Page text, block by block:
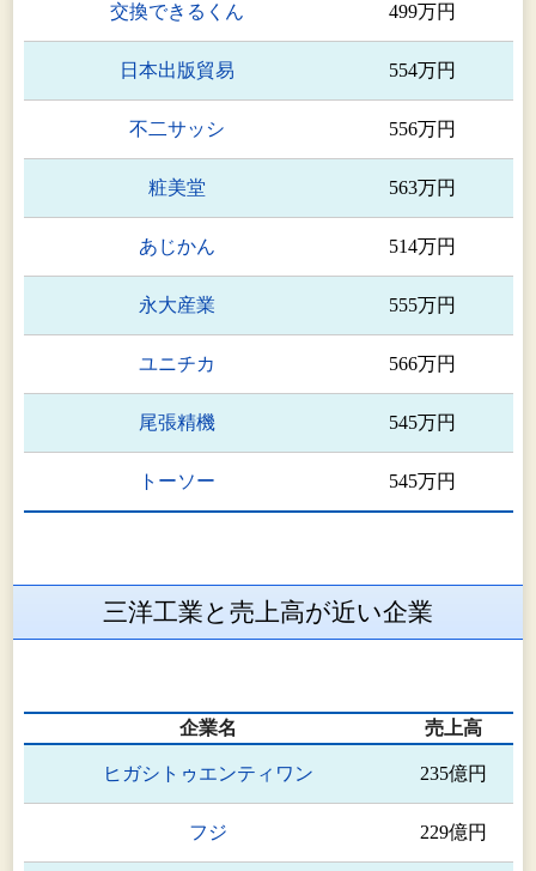
交換できるくん 499万円
日本出版貿易 554万円
不二サッシ 556万円
粧美堂 563万円
あじかん 514万円
永大産業 555万円
ユニチカ 566万円
尾張精機 545万円
トーソー 545万円
三洋工業と売上高が近い企業
企業名 売上高
ヒガシトゥエンティワン 235億円
フジ 229億円